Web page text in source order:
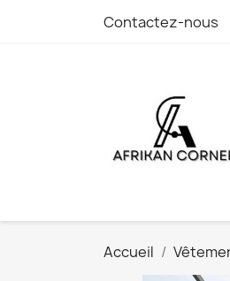
Contactez-nous
Accueil